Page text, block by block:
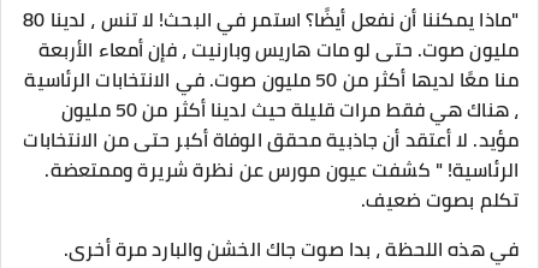
"ماذا يمكننا أن نفعل أيضًا؟ استمر في البحث! لا تنس ، لدينا 80
مليون صوت. حتى لو مات هاريس وبارنيت ، فإن أمعاء الأربعة
منا معًا لديها أكثر من 50 مليون صوت. في الانتخابات الرئاسية
، هناك هي فقط مرات قليلة حيث لدينا أكثر من 50 مليون
مؤيد. لا أعتقد أن جاذبية محقق الوفاة أكبر حتى من الانتخابات
الرئاسية! " كشفت عيون مورس عن نظرة شريرة وممتعضة.
تكلم بصوت ضعيف.
في هذه اللحظة ، بدا صوت جاك الخشن والبارد مرة أخرى.